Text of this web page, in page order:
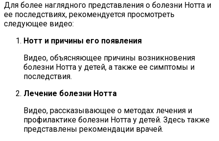
Для более наглядного представления о болезни Нотта и
ее последствиях, рекомендуется просмотреть
следующее видео:
Нотт и причины его появления
Видео, объясняющее причины возникновения
болезни Нотта у детей, а также ее симптомы и
последствия.
Лечение болезни Нотта
Видео, рассказывающее о методах лечения и
профилактике болезни Нотта у детей. Здесь также
представлены рекомендации врачей.